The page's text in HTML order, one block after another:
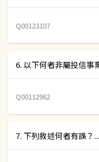
Q00123107
6. 以下何者非屬投信事
Q00112962
7. 下列敘述何者有誤？